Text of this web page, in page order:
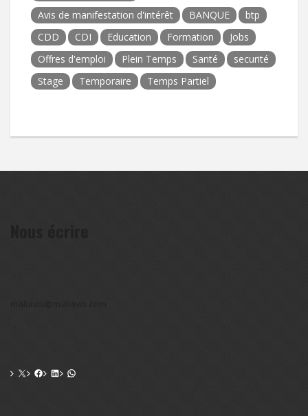
Avis de manifestation d'intérêt
BANQUE
btp
CDD
CDI Education Formation
Jobs
Offres d'emploi
Plein Temps Santé
securité
Stage
Temporaire Temps Partiel